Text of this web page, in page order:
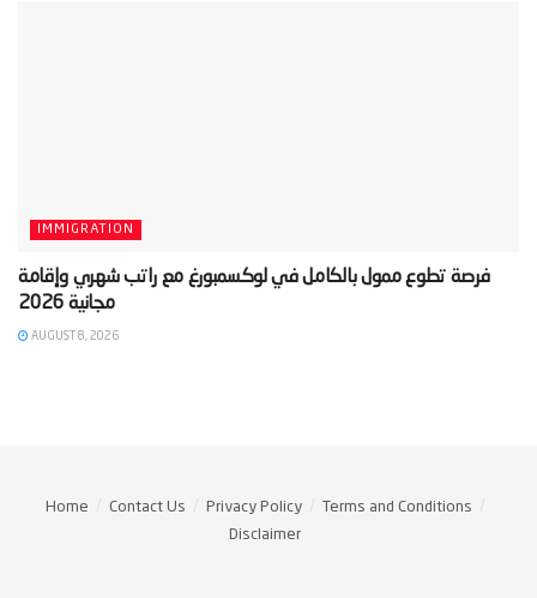
IMMIGRATION
‫فرصة تطوع ممول بالكامل في لوكسمبورغ مع راتب شهري وإقامة
مجانية 2026‬
AUGUST 8, 2026
Home Contact Us Privacy Policy
Terms and Conditions
Disclaimer